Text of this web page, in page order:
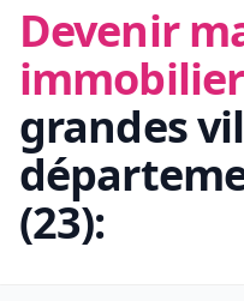
Devenir
immobilier
grandes
(23):